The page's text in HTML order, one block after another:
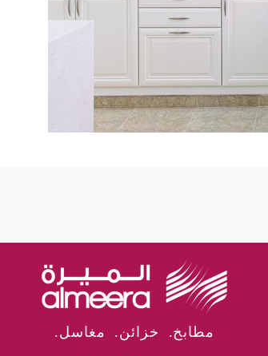
.مطابخ. خزائن. مغاسل